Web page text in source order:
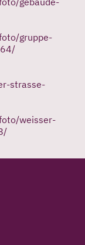
gruppe-
strasse-
weisser-